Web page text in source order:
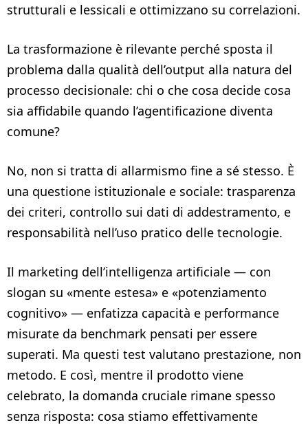
strutturali e lessicali e ottimizzano su correlazioni.
La trasformazione è rilevante perché sposta il
problema dalla qualità dell’output alla natura del
processo decisionale: chi o che cosa decide cosa
sia affidabile quando l’agentificazione diventa
comune?
No, non si tratta di allarmismo fine a sé stesso. È
una questione istituzionale e sociale: trasparenza
dei criteri, controllo sui dati di addestramento, e
responsabilità nell’uso pratico delle tecnologie.
Il marketing dell’intelligenza artificiale — con
slogan su «mente estesa» e «potenziamento
cognitivo» — enfatizza capacità e performance
misurate da benchmark pensati per essere
superati. Ma questi test valutano prestazione, non
metodo. E così, mentre il prodotto viene
celebrato, la domanda cruciale rimane spesso
senza risposta: cosa stiamo effettivamente